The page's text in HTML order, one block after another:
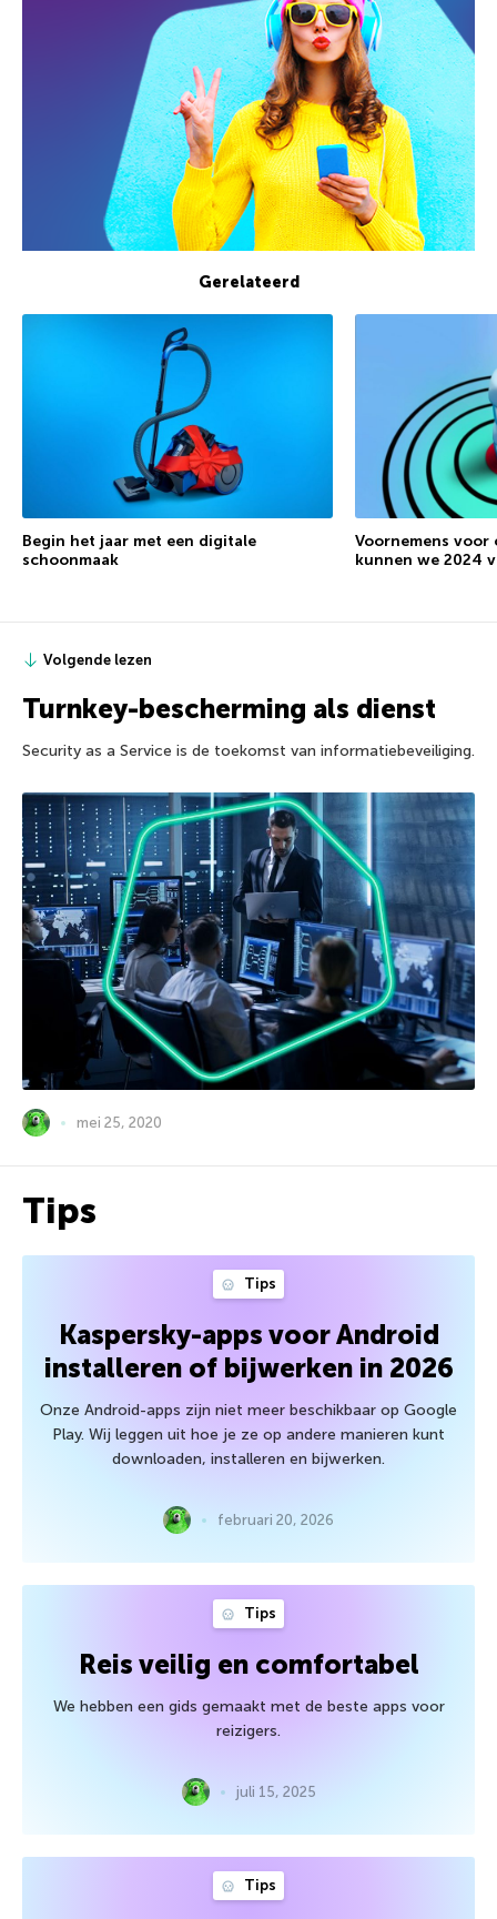
Gerelateerd
Begin het jaar met een digitale
schoonmaak
Voornemens
kunnen we 2024
Volgende lezen
Turnkey-bescherming als dienst
Security as a Service is de toekomst van informatiebeveiliging.
mei 25, 2020
Tips
Tips
Kaspersky-apps voor Android
installeren of bijwerken in 2026
Onze Android-apps zijn niet meer beschikbaar op Google
Play. Wij leggen uit hoe je ze op andere manieren kunt
downloaden, installeren en bijwerken.
februari 20, 2026
Tips
Reis veilig en comfortabel
We hebben een gids gemaakt met de beste apps voor
reizigers.
juli 15, 2025
Tips